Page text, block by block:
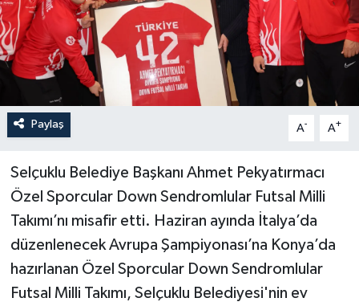
Paylaş A- A+
Selçuklu Belediye Başkanı Ahmet Pekyatırmacı
Özel Sporcular Down Sendromlular Futsal Milli
Takımı’nı misafir etti. Haziran ayında İtalya’da
düzenlenecek Avrupa Şampiyonası’na Konya’da
hazırlanan Özel Sporcular Down Sendromlular
Futsal Milli Takımı, Selçuklu Belediyesi'nin ev